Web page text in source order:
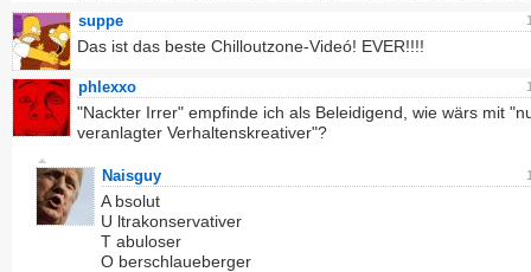
suppe
Das ist das beste Chilloutzone-Videó! EVER!!!!
phlexxo
"Nackter Irrer" empfinde ich als Beleidigend, wie wärs mit
veranlagter Verhaltenskreativer"?
Naisguy
A bsolut
U ltrakonservativer
T abuloser
O berschlaueberger